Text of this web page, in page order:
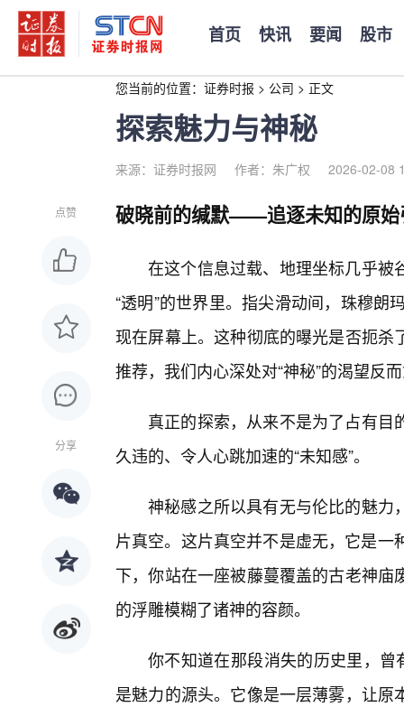
首页 快讯 要闻 股市
您当前的位置： 证券时报 > 公司 > 正文
探索魅力与神秘
来源：证券时报网 作者：朱广权 2026-02-08
点赞
分享
破晓前的缄默——追逐未知的原始
在这个信息过载、地理坐标几乎被
“透明”的世界里。指尖滑动间，珠穆
现在屏幕上。这种彻底的曝光是否扼
推荐，我们内心深处对“神秘”的渴望反
真正的探索，从来不是为了占有
久违的、令人心跳加速的“未知感”。
神秘感之所以具有无与伦比的魅力
片真空。这片真空并不是虚无，它是
下，你站在一座被藤蔓覆盖的古老神
的浮雕模糊了诸神的容颜。
你不知道在那段消失的历史里，曾
是魅力的源头。它像是一层薄雾，让